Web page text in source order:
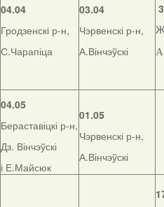
04.04
Гродзенскі р-н,
С.Чарапіца
03.04
Чэрвенскі р-н,
А.Вінчэўскі
04.05
Бераставіцкі р-н,
Дз. Вінчэўскі
і Е.Майсюк
01.05
Чэрвенскі р-н,
А.Вінчэўскі